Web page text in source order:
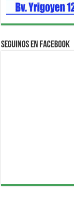
Seguinos en Facebook